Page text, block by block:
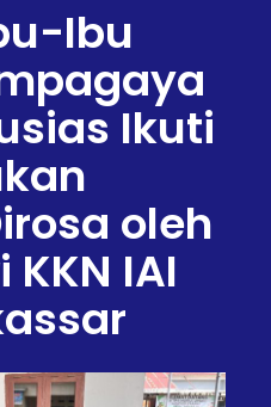
Ibu
Ikuti
oleh
IAI